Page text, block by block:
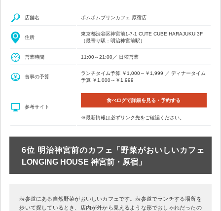
店舗名 ポムポムプリンカフェ 原宿店
住所
東京都渋谷区神宮前1-7-1 CUTE CUBE HARAJUKU 3F
（最寄り駅：明治神宮前駅）
営業時間 11:00～21:00／ 日曜営業
食事の予算
ランチタイム予算 ￥1,000～￥1,999 ／ ディナータイム
予算 ￥1,000～￥1,999
参考サイト
食べログで詳細を見る・予約する
※最新情報は必ずリンク先をご確認ください。
6位 明治神宮前のカフェ「野菜がおいしいカフェ
LONGING HOUSE 神宮前・原宿」
表参道にある自然野菜がおいしいカフェです。表参道でランチする場所を
歩いて探しているとき、店内が外から見えるような形でおしゃれだったの